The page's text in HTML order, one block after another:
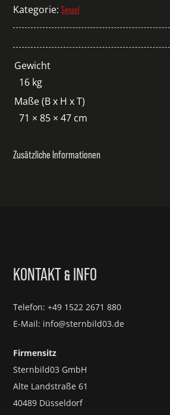
Kategorie:Sessel
Gewicht
16 kg
Maße (B x H x T)
71 × 85 × 47 cm
Zusätzliche Informationen
KONTAKT& INFO
Telefon: +49 1522 2671 880
E-Mail: info@sternbild03.de
Firmensitz
Sternbild03 GmbH
Alte Landstraße 61
40489 Düsseldorf